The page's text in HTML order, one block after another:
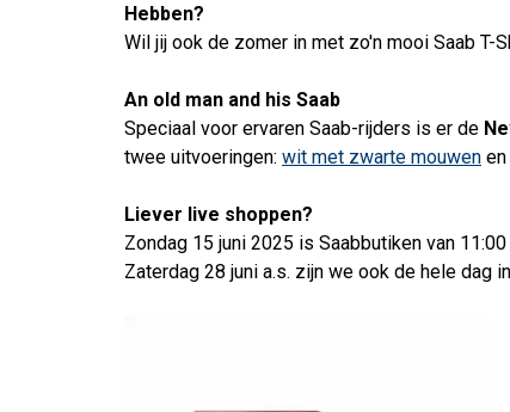
Hebben?
Wil jij ook de zomer in met zo'n mooi Saab T-
An old man and his Saab
Speciaal voor ervaren Saab-rijders is er de
twee uitvoeringen: wit met zwarte mouwen en
Liever live shoppen?
Zondag 15 juni 2025 is Saabbutiken van
Zaterdag 28 juni a.s. zijn we ook de hele dag